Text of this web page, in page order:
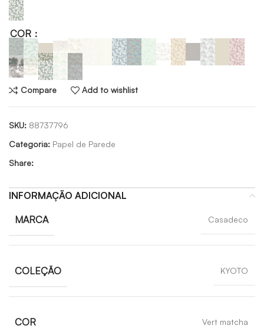
COR
Compare Add to wishlist
SKU: 88737796
Categoria: Papel de Parede
Share:
INFORMAÇÃO ADICIONAL
MARCA Casadeco
COLEÇÃO KYOTO
COR Vert matcha